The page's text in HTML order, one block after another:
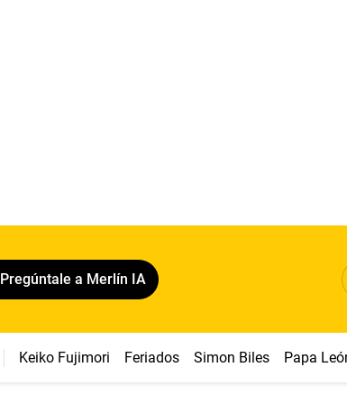
Pregúntale a Merlín IA
Keiko Fujimori Feriados Simon Biles Papa